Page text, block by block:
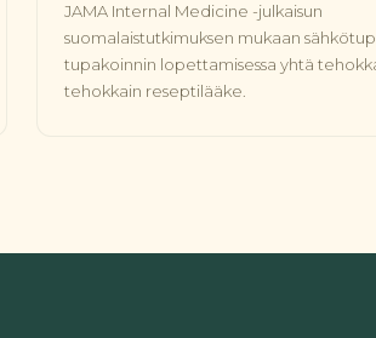
JAMA Internal Medicine -julkaisun
suomalaistutkimuksen mukaan
tupakoinnin lopettamisessa yhtä
tehokkain reseptilääke.